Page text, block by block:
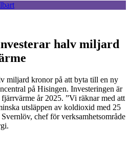
halv miljard
miljard kronor på att byta till en ny
på Hisingen. Investeringen är
år 2025. ”Vi räknar med att
utsläppen av koldioxid med 25
chef för verksamhetsområde